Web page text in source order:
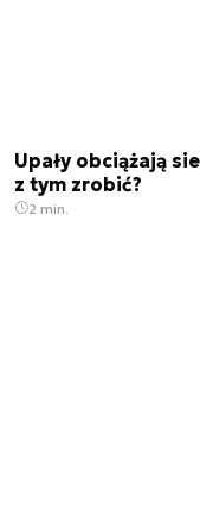
Upały obciążają
z tym zrobić?
2 min.